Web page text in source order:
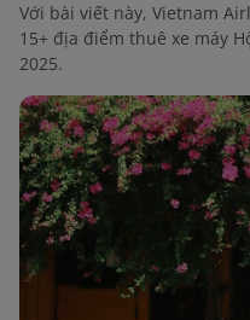
Với bài viết này, Vietnam
15+ địa điểm thuê xe máy
2025.